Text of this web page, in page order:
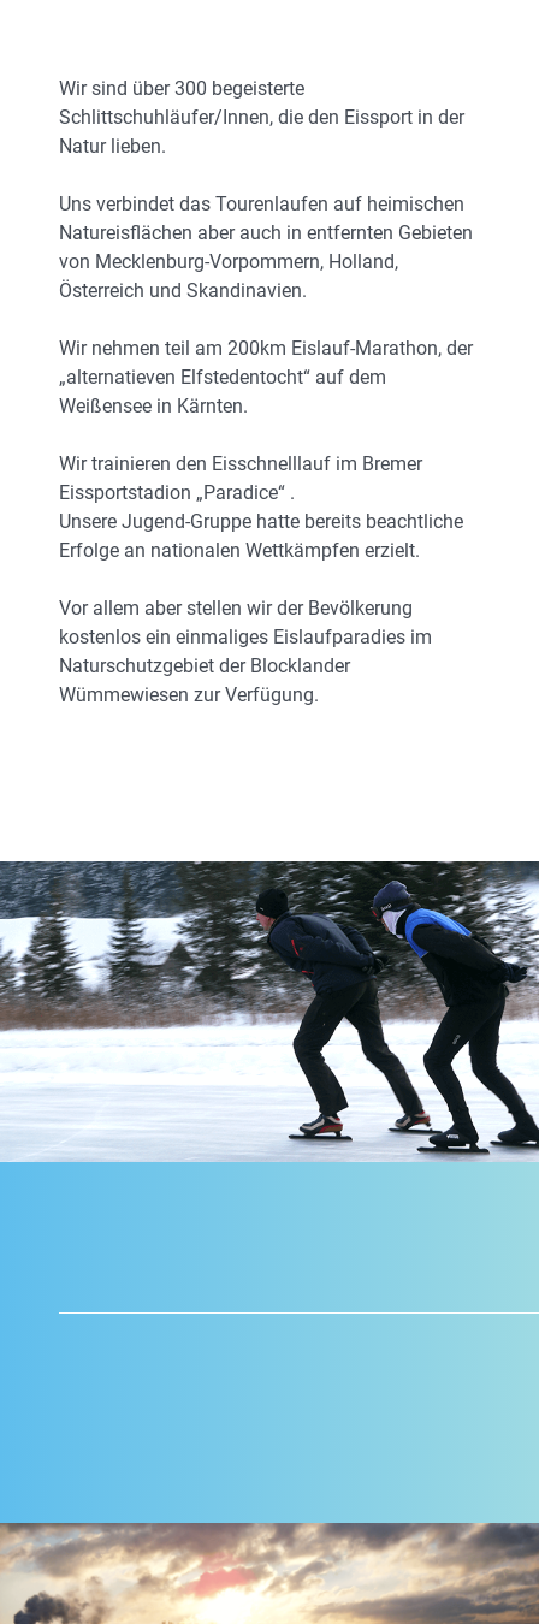
Wir sind über 300 begeisterte
Schlittschuhläufer/Innen, die den Eissport in der
Natur lieben.
Uns verbindet das Tourenlaufen auf heimischen
Natureisflächen aber auch in entfernten Gebieten
von Mecklenburg-Vorpommern, Holland,
Österreich und Skandinavien.
Wir nehmen teil am 200km Eislauf-Marathon, der
„alternatieven Elfstedentocht“ auf dem
Weißensee in Kärnten.
Wir trainieren den Eisschnelllauf im Bremer
Eissportstadion „Paradice“ .
Unsere Jugend-Gruppe hatte bereits beachtliche
Erfolge an nationalen Wettkämpfen erzielt.
Vor allem aber stellen wir der Bevölkerung
kostenlos ein einmaliges Eislaufparadies im
Naturschutzgebiet der Blocklander
Wümmewiesen zur Verfügung.